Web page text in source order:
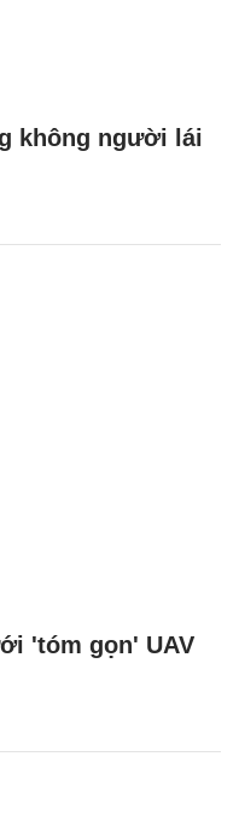
không người lái
'tóm gọn' UAV